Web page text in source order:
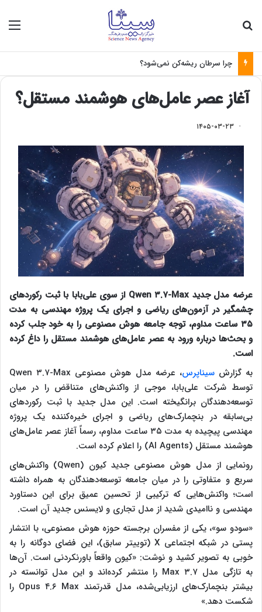
چرا سرطان ریشه‌کن نمی‌شود؟
آغاز عصر عامل‌های هوشمند مستقل؟
۱۴۰۵-۰۳-۲۳
عرضه مدل جدید Qwen ۳.۷-Max از سوی علی‌بابا با ثبت رکوردهای
چشمگیر در آزمون‌های ریاضی و اجرای یک پروژه مهندسی به مدت
۳۵ ساعت مداوم، توجه جامعه هوش مصنوعی را به خود جلب کرده
و بحث‌ها درباره ورود به عصر عامل‌های هوشمند مستقل را داغ کرده
است.
به گزارشسیناپرس
، عرضه مدل هوش مصنوعی Qwen ۳.۷-Max
توسط شرکت علی‌بابا، موجی از واکنش‌های متناقض را در میان
توسعه‌دهندگان برانگیخته است. این مدل جدید با ثبت رکوردهای
بی‌سابقه در بنچمارک‌های ریاضی و اجرای خیره‌کننده یک پروژه
مهندسی پیچیده به مدت ۳۵ ساعت مداوم، رسماً آغاز عصر عامل‌های
هوشمند مستقل (AI Agents) را اعلام کرده است.
رونمایی از مدل هوش مصنوعی جدید کیون (Qwen) واکنش‌های
سریع و متفاوتی را در میان جامعه توسعه‌دهندگان به همراه داشته
است؛ واکنش‌هایی که ترکیبی از تحسین عمیق برای این دستاورد
مهندسی و ناامیدی شدید از مدل تجاری و لایسنس جدید آن است.
«سودو سو»، یکی از مفسران برجسته حوزه هوش مصنوعی، با انتشار
پستی در شبکه اجتماعی X (توییتر سابق)، این فضای دوگانه را به
خوبی به تصویر کشید و نوشت: «کیون واقعاً باورنکردنی است. آن‌ها
به تازگی مدل ۳.۷ Max را منتشر کرده‌اند و این مدل توانسته در
بیشتر بنچمارک‌های ارزیابی‌شده، مدل قدرتمند Opus ۴.۶ Max را
شکست دهد.»